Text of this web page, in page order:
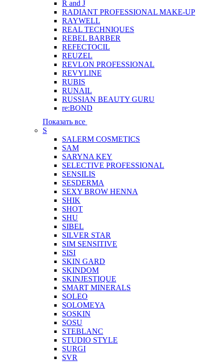
R and J
RADIANT PROFESSIONAL MAKE-UP
RAYWELL
REAL TECHNIQUES
REBEL BARBER
REFECTOCIL
REUZEL
REVLON PROFESSIONAL
REVYLINE
RUBIS
RUNAIL
RUSSIAN BEAUTY GURU
re:BOND
Показать все
S
SALERM COSMETICS
SAM
SARYNA KEY
SELECTIVE PROFESSIONAL
SENSILIS
SESDERMA
SEXY BROW HENNA
SHIK
SHOT
SHU
SIBEL
SILVER STAR
SIM SENSITIVE
SISI
SKIN GARD
SKINDOM
SKINJESTIQUE
SMART MINERALS
SOLEO
SOLOMEYA
SOSKIN
SOSU
STEBLANC
STUDIO STYLE
SURGI
SVR